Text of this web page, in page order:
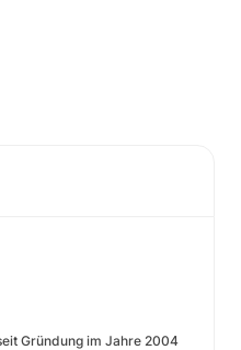
Gründung im Jahre 2004